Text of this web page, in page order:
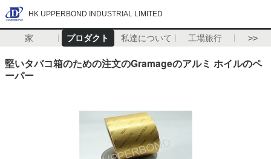
HK UPPERBOND INDUSTRIAL LIMITED
家 プロダクト 私達について 工場旅行 >>
堅いタバコ箱のための注文のGramageのアルミ ホイルのペ
ーパー